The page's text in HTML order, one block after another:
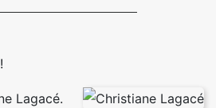
Lagacé.